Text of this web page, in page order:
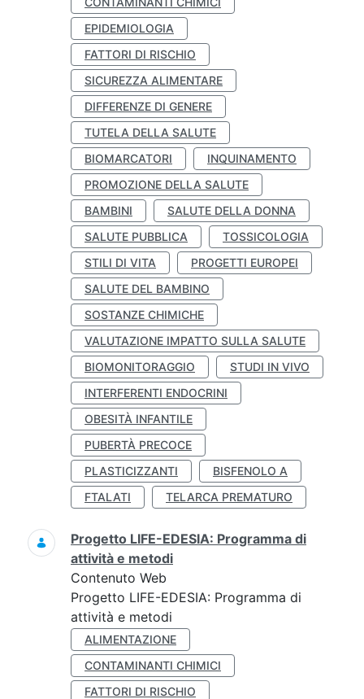
EPIDEMIOLOGIA
FATTORI DI RISCHIO
SICUREZZA ALIMENTARE
DIFFERENZE DI GENERE
TUTELA DELLA SALUTE
BIOMARCATORI
INQUINAMENTO
PROMOZIONE DELLA SALUTE
BAMBINI
SALUTE DELLA DONNA
SALUTE PUBBLICA
TOSSICOLOGIA
STILI DI VITA
PROGETTI EUROPEI
SALUTE DEL BAMBINO
SOSTANZE CHIMICHE
VALUTAZIONE IMPATTO SULLA SALUTE
BIOMONITORAGGIO
STUDI IN VIVO
INTERFERENTI ENDOCRINI
OBESITÀ INFANTILE
PUBERTÀ PRECOCE
PLASTICIZZANTI
BISFENOLO A
FTALATI
TELARCA PREMATURO
Progetto LIFE-EDESIA: Programma di
attività e metodi
Contenuto Web
Progetto LIFE-EDESIA: Programma di
attività e metodi
ALIMENTAZIONE
CONTAMINANTI CHIMICI
FATTORI DI RISCHIO